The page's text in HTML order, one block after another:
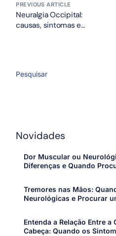
PREVIOUS ARTICLE
Neuralgia Occipital:
causas, sintomas e
Pesquisar
Novidades
Dor Muscular ou
Diferenças e Quando
Tremores nas Mãos:
Neurológicas e Procurar
Entenda a Relação Entre a
Cabeça: Quando os